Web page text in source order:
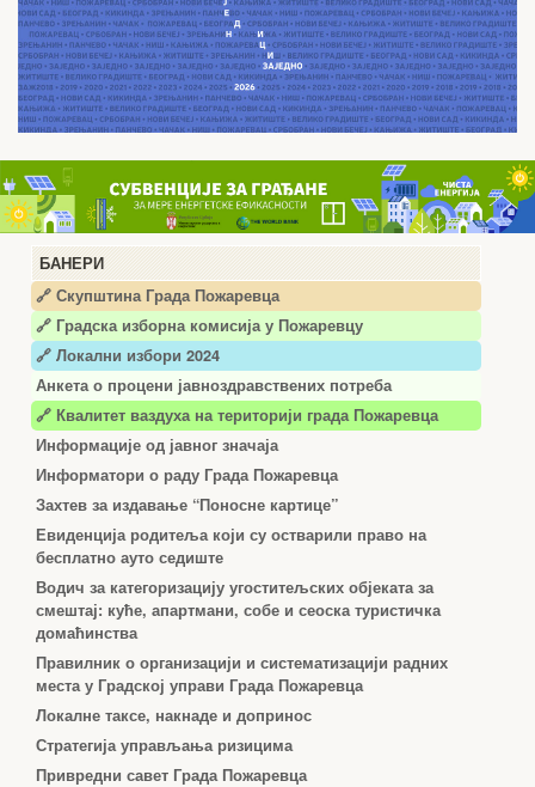
БАНЕРИ
🔗 Скупштина Града Пожаревца
🔗 Градска изборна комисија у Пожаревцу
🔗 Локални избори 2024
Анкета о процени јавноздравствених потреба
🔗 Квалитет ваздуха на територији града Пожаревца
Информације од јавног значаја
Информатори о раду Града Пожаревца
Захтев за издавање “Поносне картице”
Евиденција родитеља који су остварили право на
бесплатно ауто седиште
Водич за категоризацију угоститељских објеката за
смештај: куће, апартмани, собе и сеоска туристичка
домаћинства
Правилник о организацији и систематизацији радних
места у Градској управи Града Пожаревца
Локалне таксе, накнаде и допринос
Стратегија управљања ризицима
Привредни савет Града Пожаревца